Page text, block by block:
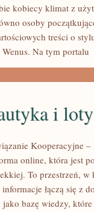
kobiecy klimat z
osoby
treści o
Wenus. Na tym portalu
i
Kooperacyjne
online, która jest
To przestrzeń,
łączą się z
jako bazę wiedzy,